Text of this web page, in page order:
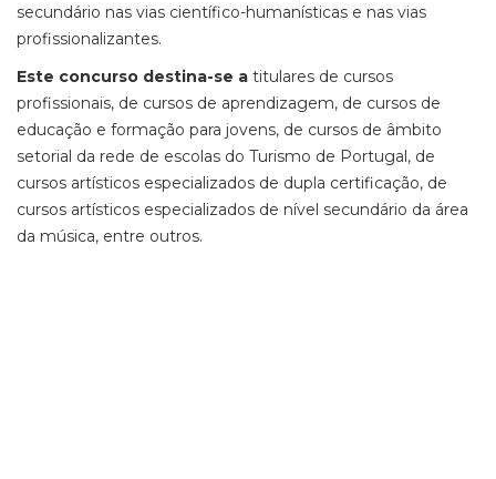
secundário nas vias científico-humanísticas e nas vias
profissionalizantes.
Este concurso destina-se a titulares de cursos
profissionais, de cursos de aprendizagem, de cursos de
educação e formação para jovens, de cursos de âmbito
setorial da rede de escolas do Turismo de Portugal, de
cursos artísticos especializados de dupla certificação, de
cursos artísticos especializados de nível secundário da área
da música, entre outros.